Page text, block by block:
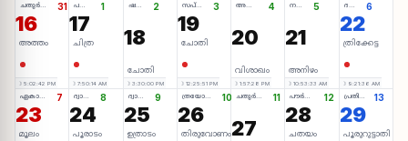
ചതുർത്ഥി ◐ 31
16
അത്തം
☽ 5:02:42 PM
പഞ്ചമി ◐1
17
ചിത്ര
☽ 7:50:14 AM
ഷഷ്ഠി ◐ 2
18
ചോതി
☽ 3:30:00 PM
സപ്തമി ◐ 3
19
ചോതി
☽ 12:25:51 PM
അഷ്ടമി ◐4
20
വിശാഖം
☽ 1:57:28 PM
നവമി ◐ 5
21
അനിഴം
☽ 10:53:33 AM
ദശമി ◐ 6
22
ത്രിക്കേട്ട
☽ 9:21:36 AM
ഏകാദശി ◐ 7
23
മൂലം
ദ്വാദശി ◐8
24
പൂരാടം
ദ്വാദശി ◐ 9
25
ഉത്രാടം
ത്രയോദശി ◐ 10
26
തിരുവോണം
ചതുർദശി ◐11
27
പൗർണ്ണമി ●12
28
ചതയം
പ്രതിപദ ◑ 13
29
പൂരുറുട്ടാതി